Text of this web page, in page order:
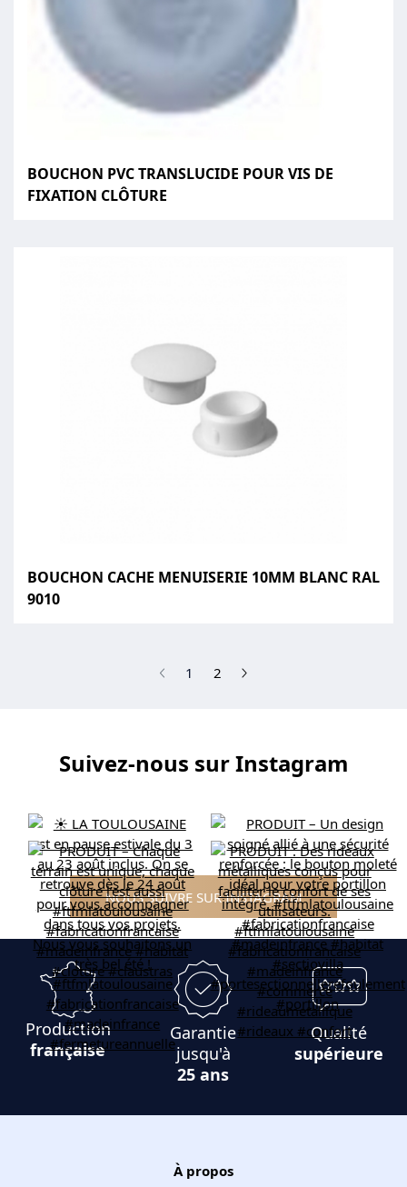
BOUCHON PVC TRANSLUCIDE POUR VIS DE
FIXATION CLÔTURE
BOUCHON CACHE MENUISERIE 10MM BLANC RAL
9010
1 (current)
2
Suivez-nous sur Instagram
NOUS SUIVRE SUR INSTAGRAM
Production
française
Garantie
jusqu'à
25 ans
Qualité
supérieure
À propos